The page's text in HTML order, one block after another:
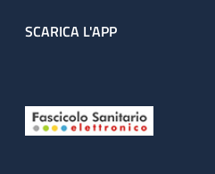
SCARICA L'APP